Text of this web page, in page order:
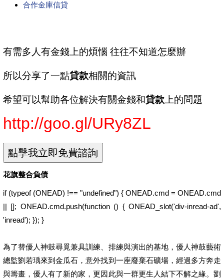
合作金庫信貸
有需多人有金錢上的煩惱 往往不知道怎麼辦
所以分享了一點貸款相關的資訊
希望可以幫助各位解決有關金錢和貸款 上的問題
http://goo.gl/URy8ZL
花旗整合負債
if (typeof (ONEAD) !== "undefined") { ONEAD.cmd = ONEAD.cmd
|| []; ONEAD.cmd.push(function () { ONEAD_slot('div-inread-ad',
'inread'); }); }
為了替優人神鼓尋覓兼具訓練、排練與演出的基地，優人神鼓藝術
總監劉若瑀來到金瓜石，意外找到一座廢棄石礦場，經過多方奔走
與籌畫，優人有了新的家，更因此與一群更生人結下不解之緣。劉